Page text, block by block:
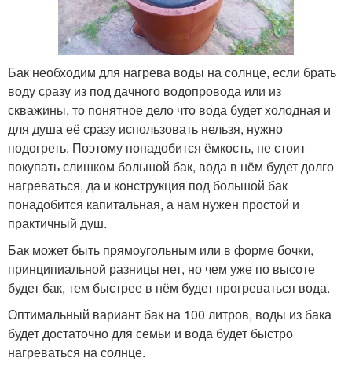
Бак необходим для нагрева воды на солнце, если брать
воду сразу из под дачного водопровода или из
скважины, то понятное дело что вода будет холодная и
для душа её сразу использовать нельзя, нужно
подогреть. Поэтому понадобится ёмкость, не стоит
покупать слишком большой бак, вода в нём будет долго
нагреваться, да и конструкция под большой бак
понадобится капитальная, а нам нужен простой и
практичный душ.
Бак может быть прямоугольным или в форме бочки,
принципиальной разницы нет, но чем уже по высоте
будет бак, тем быстрее в нём будет прогреваться вода.
Оптимальный вариант бак на 100 литров, воды из бака
будет достаточно для семьи и вода будет быстро
нагреваться на солнце.